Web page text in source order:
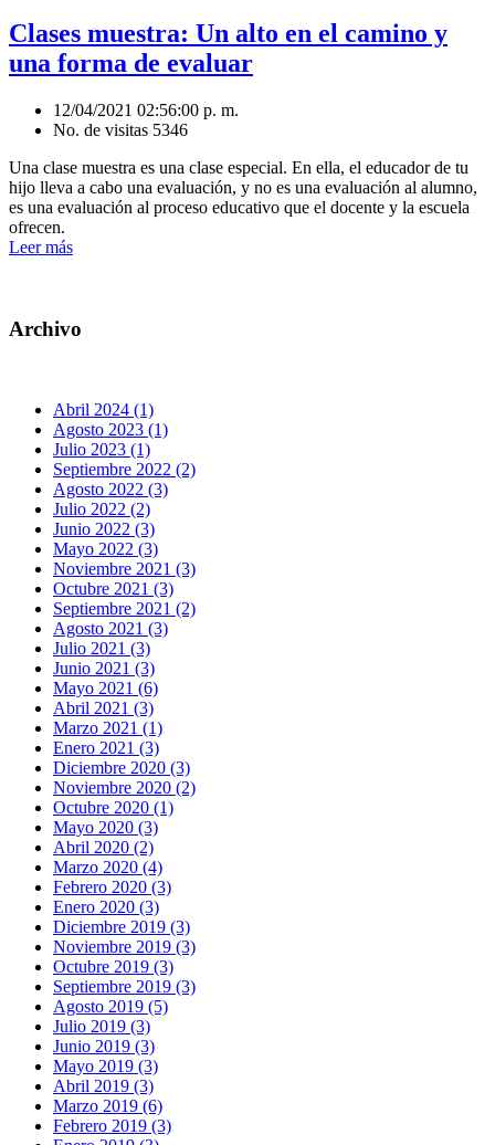
Clases muestra: Un alto en el camino y
una forma de evaluar
12/04/2021 02:56:00 p. m.
No. de visitas 5346
Una clase muestra es una clase especial. En ella, el educador de tu
hijo lleva a cabo una evaluación, y no es una evaluación al alumno,
es una evaluación al proceso educativo que el docente y la escuela
ofrecen.
Leer más
Archivo
Abril 2024 (1)
Agosto 2023 (1)
Julio 2023 (1)
Septiembre 2022 (2)
Agosto 2022 (3)
Julio 2022 (2)
Junio 2022 (3)
Mayo 2022 (3)
Noviembre 2021 (3)
Octubre 2021 (3)
Septiembre 2021 (2)
Agosto 2021 (3)
Julio 2021 (3)
Junio 2021 (3)
Mayo 2021 (6)
Abril 2021 (3)
Marzo 2021 (1)
Enero 2021 (3)
Diciembre 2020 (3)
Noviembre 2020 (2)
Octubre 2020 (1)
Mayo 2020 (3)
Abril 2020 (2)
Marzo 2020 (4)
Febrero 2020 (3)
Enero 2020 (3)
Diciembre 2019 (3)
Noviembre 2019 (3)
Octubre 2019 (3)
Septiembre 2019 (3)
Agosto 2019 (5)
Julio 2019 (3)
Junio 2019 (3)
Mayo 2019 (3)
Abril 2019 (3)
Marzo 2019 (6)
Febrero 2019 (3)